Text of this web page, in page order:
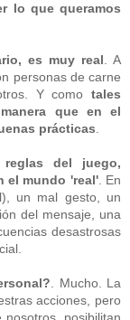
lo que queramos
es muy real. A
personas de carne
Y como tales
que en el
prácticas.
reglas del juego,
el mundo 'real'. En
un mal gesto, un
del mensaje, una
desastrosas
. Mucho. La
acciones, pero